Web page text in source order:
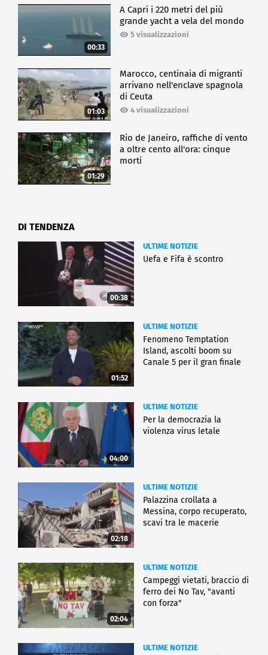
00:33
A Capri i 220 metri del più
grande yacht a vela del mondo
5 visualizzazioni
01:03
Marocco, centinaia di migranti
arrivano nell'enclave spagnola
di Ceuta
4 visualizzazioni
01:29
Rio de Janeiro, raffiche di vento
a oltre cento all'ora: cinque
morti
DI TENDENZA
00:38
ULTIME NOTIZIE
Uefa e Fifa è scontro
01:52
ULTIME NOTIZIE
Fenomeno Temptation
Island, ascolti boom su
Canale 5 per il gran finale
04:00
ULTIME NOTIZIE
Per la democrazia la
violenza virus letale
02:18
ULTIME NOTIZIE
Palazzina crollata a
Messina, corpo recuperato,
scavi tra le macerie
02:04
ULTIME NOTIZIE
Campeggi vietati, braccio di
ferro dei No Tav, "avanti
con forza"
ULTIME NOTIZIE